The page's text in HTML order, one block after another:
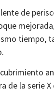
de
tiempo,
de la serie